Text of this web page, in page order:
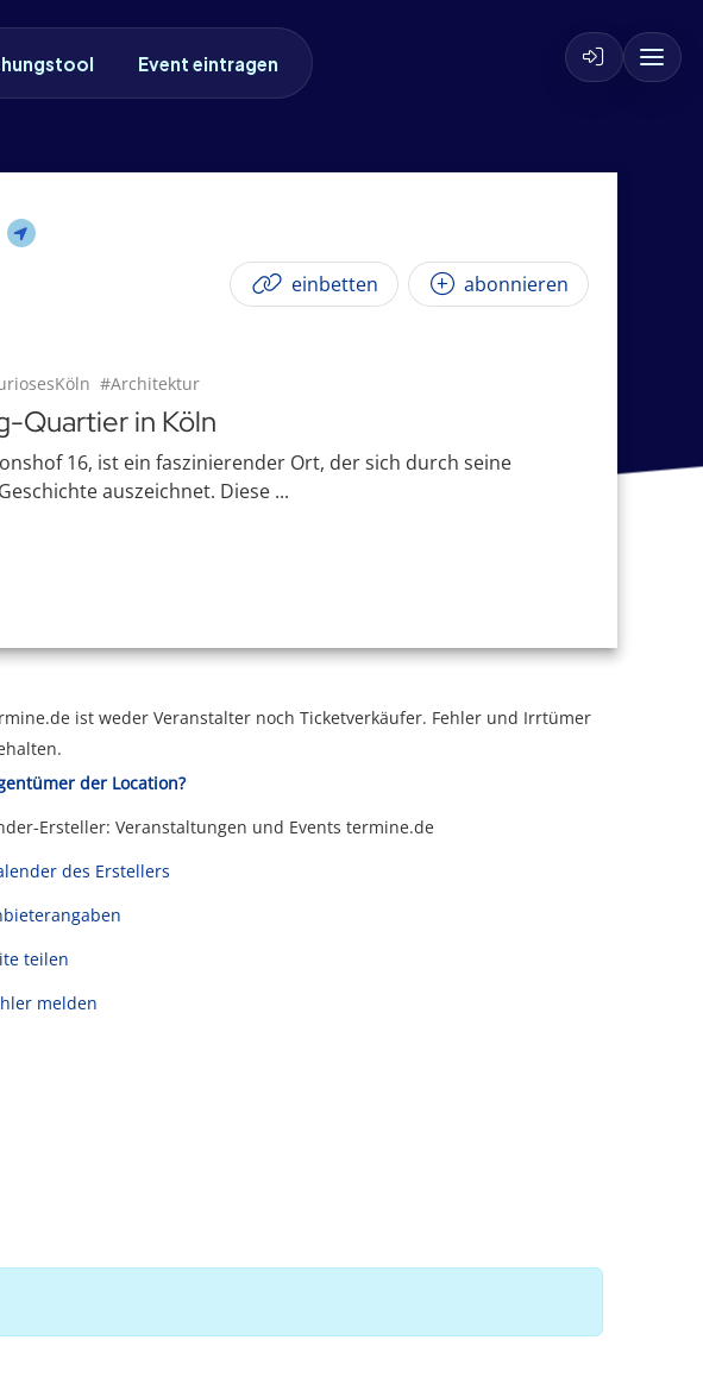
Event eintragen
einbetten abonnieren
#Architektur
Quartier in Köln
16, ist ein faszinierender Ort, der sich durch seine
auszeichnet. Diese ...
ist weder Veranstalter noch Ticketverkäufer. Fehler und Irrtümer
der Location?
Ersteller: Veranstaltungen und Events termine.de
des Erstellers
teilen
melden